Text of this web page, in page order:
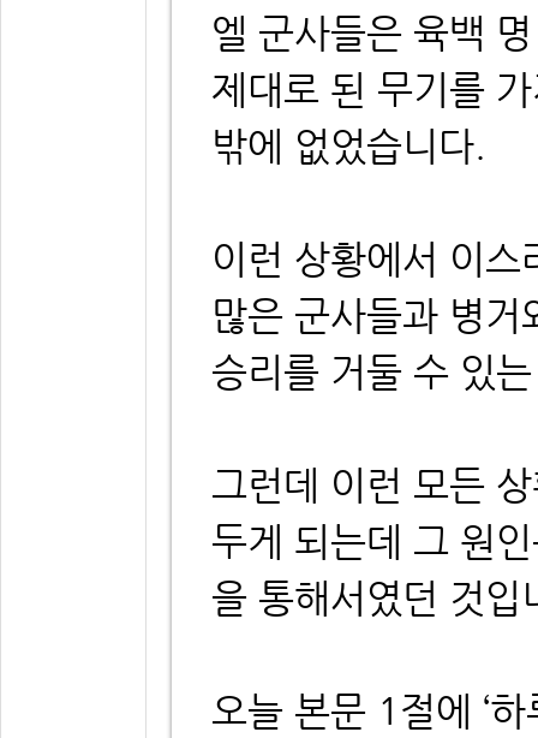
엘 군사들은 육백
제대로 된 무기를
밖에 없었습니다.
이런 상황에서 이
많은 군사들과 병
승리를 거둘 수 있
그런데 이런 모든
두게 되는데 그 원
을 통해서였던 것입
오늘 본문 1절에 ‘하